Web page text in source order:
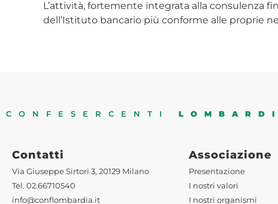
L’attività, fortemente integrata alla consulenza
dell’Istituto bancario più conforme alle proprie
CONFESERCENTI
Contatti
Via Giuseppe Sirtori 3, 20129 Milano
Tel. 02.66710540
info@conflombardia.it
Associazione
Presentazione
I nostri valori
I nostri organismi